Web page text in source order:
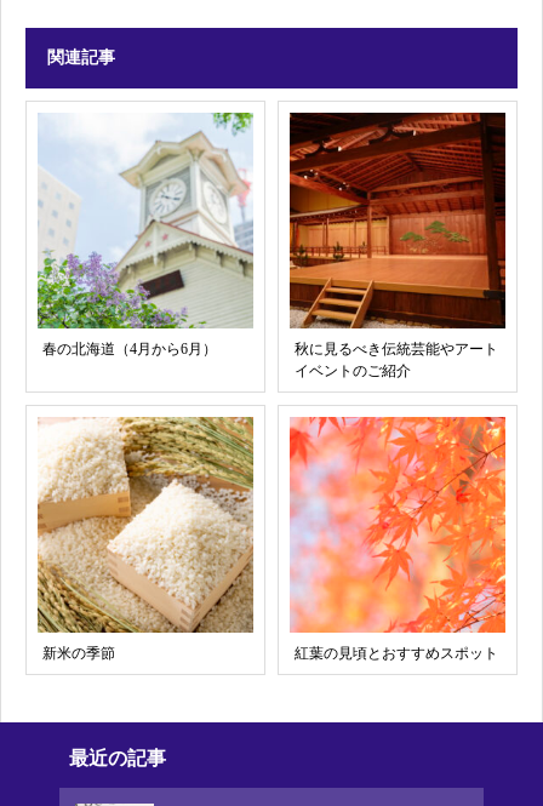
関連記事
春の北海道（4月から6月）
秋に見るべき伝統芸能やアート
イベントのご紹介
新米の季節 紅葉の見頃とおすすめスポット
最近の記事